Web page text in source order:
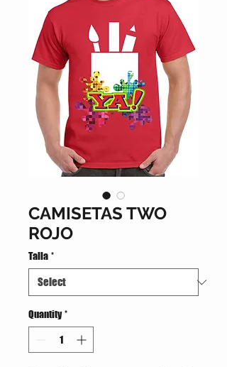
CAMISETAS TWO
ROJO
Talla *
Quantity *